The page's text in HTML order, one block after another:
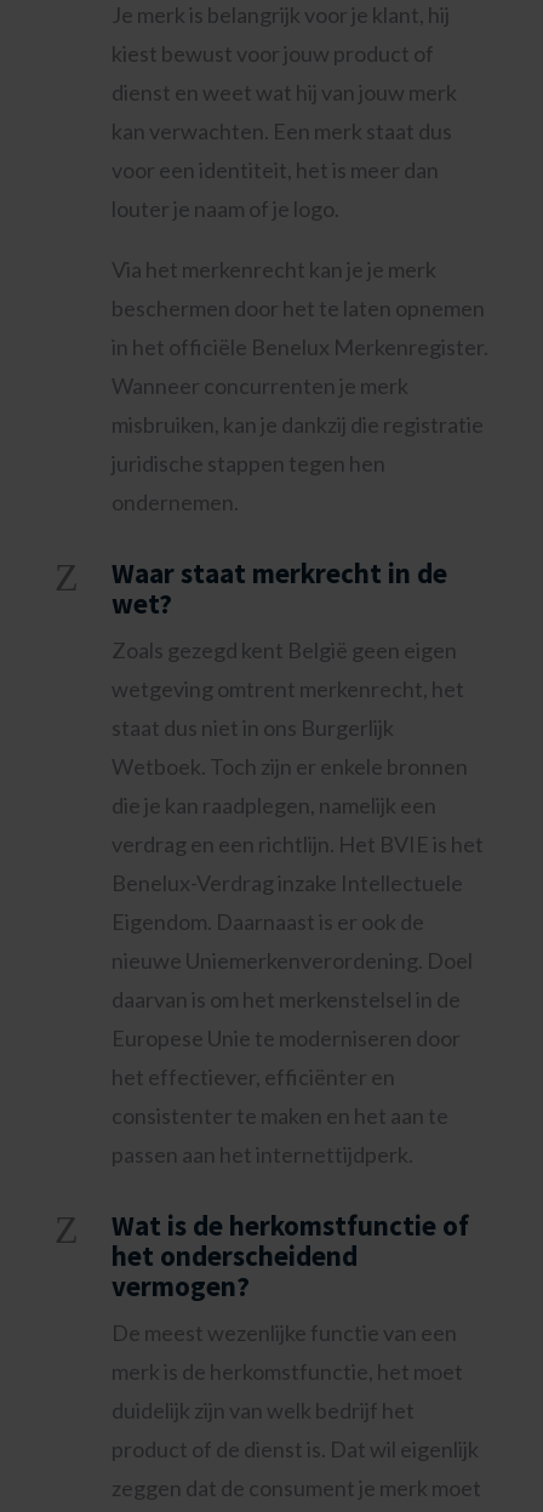
Je merk is belangrijk voor je klant, hij
kiest bewust voor jouw product of
dienst en weet wat hij van jouw merk
kan verwachten. Een merk staat dus
voor een identiteit, het is meer dan
louter je naam of je logo.
Via het merkenrecht kan je je merk
beschermen door het te laten opnemen
in het officiële Benelux Merkenregister.
Wanneer concurrenten je merk
misbruiken, kan je dankzij die registratie
juridische stappen tegen hen
ondernemen.
Z
Waar staat merkrecht in de
wet?
Zoals gezegd kent België geen eigen
wetgeving omtrent merkenrecht, het
staat dus niet in ons Burgerlijk
Wetboek. Toch zijn er enkele bronnen
die je kan raadplegen, namelijk een
verdrag en een richtlijn. Het BVIE is het
Benelux-Verdrag inzake Intellectuele
Eigendom. Daarnaast is er ook de
nieuwe Uniemerkenverordening. Doel
daarvan is om het merkenstelsel in de
Europese Unie te moderniseren door
het effectiever, efficiënter en
consistenter te maken en het aan te
passen aan het internettijdperk.
Z
Wat is de herkomstfunctie of
het onderscheidend
vermogen?
De meest wezenlijke functie van een
merk is de herkomstfunctie, het moet
duidelijk zijn van welk bedrijf het
product of de dienst is. Dat wil eigenlijk
zeggen dat de consument je merk moet